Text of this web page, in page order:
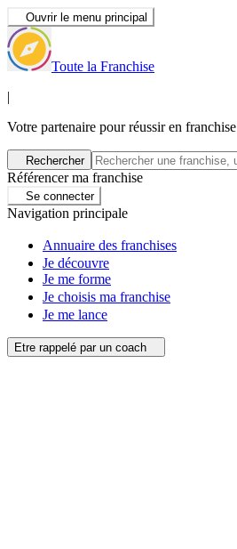
Ouvrir le menu principal
Toute la Franchise
|
Votre partenaire pour réussir en franchise
Rechercher
Référencer ma franchise
Se connecter
Navigation principale
Annuaire des franchises
Je découvre
Je me forme
Je choisis ma franchise
Je me lance
Etre rappelé par un coach